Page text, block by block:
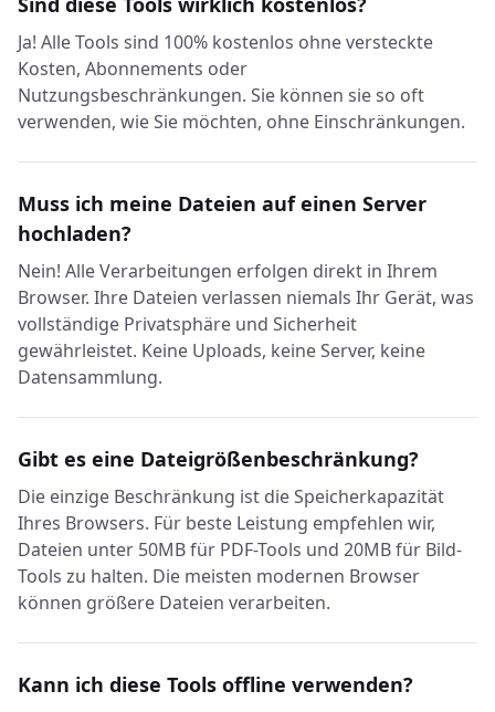
Ja! Alle Tools sind 100% kostenlos ohne versteckte
Kosten, Abonnements oder
Nutzungsbeschränkungen. Sie können sie so oft
verwenden, wie Sie möchten, ohne Einschränkungen.
Muss ich meine Dateien auf einen Server
hochladen?
Nein! Alle Verarbeitungen erfolgen direkt in Ihrem
Browser. Ihre Dateien verlassen niemals Ihr Gerät, was
vollständige Privatsphäre und Sicherheit
gewährleistet. Keine Uploads, keine Server, keine
Datensammlung.
Gibt es eine Dateigrößenbeschränkung?
Die einzige Beschränkung ist die Speicherkapazität
Ihres Browsers. Für beste Leistung empfehlen wir,
Dateien unter 50MB für PDF-Tools und 20MB für Bild-
Tools zu halten. Die meisten modernen Browser
können größere Dateien verarbeiten.
Kann ich diese Tools offline verwenden?